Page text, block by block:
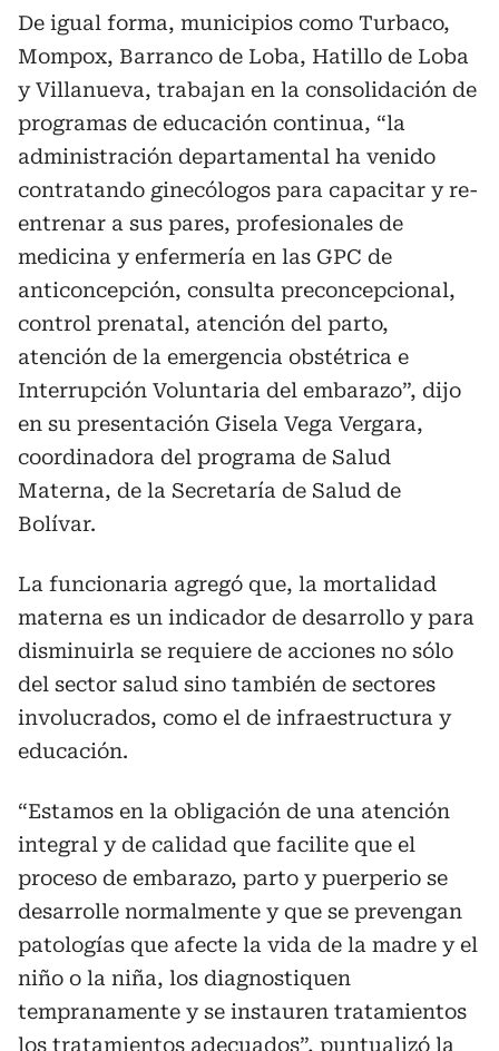
De igual forma, municipios como Turbaco,
Mompox, Barranco de Loba, Hatillo de Loba
y Villanueva, trabajan en la consolidación de
programas de educación continua, “la
administración departamental ha venido
contratando ginecólogos para capacitar y re-
entrenar a sus pares, profesionales de
medicina y enfermería en las GPC de
anticoncepción, consulta preconcepcional,
control prenatal, atención del parto,
atención de la emergencia obstétrica e
Interrupción Voluntaria del embarazo”, dijo
en su presentación Gisela Vega Vergara,
coordinadora del programa de Salud
Materna, de la Secretaría de Salud de
Bolívar.
La funcionaria agregó que, la mortalidad
materna es un indicador de desarrollo y para
disminuirla se requiere de acciones no sólo
del sector salud sino también de sectores
involucrados, como el de infraestructura y
educación.
“Estamos en la obligación de una atención
integral y de calidad que facilite que el
proceso de embarazo, parto y puerperio se
desarrolle normalmente y que se prevengan
patologías que afecte la vida de la madre y el
niño o la niña, los diagnostiquen
tempranamente y se instauren tratamientos
los tratamientos adecuados”, puntualizó la